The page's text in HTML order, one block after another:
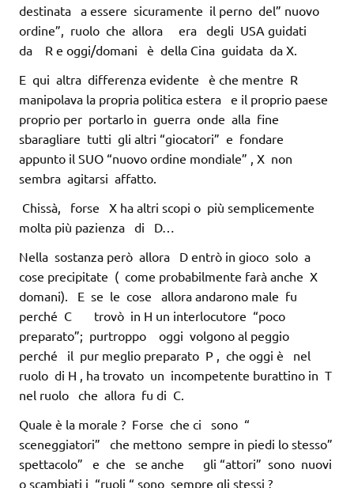
destinata a essere sicuramente il perno del” nuovo
ordine”, ruolo che allora era degli USA guidati
da R e oggi/domani è della Cina guidata da X.
E qui altra differenza evidente è che mentre R
manipolava la propria politica estera e il proprio paese
proprio per portarlo in guerra onde alla fine
sbaragliare tutti gli altri “giocatori” e fondare
appunto il SUO “nuovo ordine mondiale” , X non
sembra agitarsi affatto.
Chissà, forse X ha altri scopi o più semplicemente
molta più pazienza di D…
Nella sostanza però allora D entrò in gioco solo a
cose precipitate ( come probabilmente farà anche X
domani). E se le cose allora andarono male fu
perché C trovò in H un interlocutore “poco
preparato”; purtroppo oggi volgono al peggio
perché il pur meglio preparato P , che oggi è nel
ruolo di H , ha trovato un incompetente burattino in T
nel ruolo che allora fu di C.
Quale è la morale ? Forse che ci sono “
sceneggiatori” che mettono sempre in piedi lo stesso”
spettacolo” e che se anche gli “attori” sono nuovi
o scambiati i “ruoli “ sono sempre gli stessi ?